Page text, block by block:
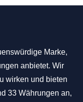
Marke,
anbietet. Wir
wirken und bieten
33 Währungen an,